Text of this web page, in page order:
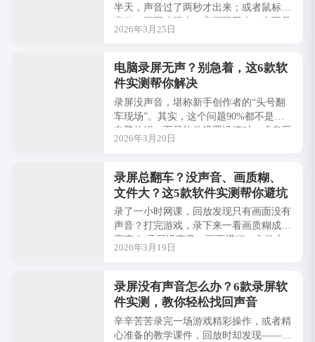
半天，声音过了两秒才出来；或者鼠标点
完了，画面才跟上。音画不同步，真不是
你电脑的问题，而是软件设置没搞对，或
2026年3月25日
电脑录屏无声？别急着，这6款软
件实测帮你解决
录屏没声音，堪称新手创作者的“头号翻
车现场”。其实，这个问题90%都不是你
电脑的锅，而是软件设置没搞对，或者压
根没用对工具。今天我就从“解决录屏无
2026年3月20日
录屏总翻车？没声音、画质糊、
文件大？这5款软件实测帮你避坑
录了一小时网课，回放发现只有画面没有
声音？打完游戏，录下来一看画质糊成马
赛克？ 录屏没声音、画面模糊、文件太
大，堪称新手创作者的“三大翻车现场”。
2026年3月19日
录屏没有声音怎么办？6款录屏软
件实测，教你轻松找回声音
辛辛苦苦录完一场游戏精彩操作，或者精
心准备的教学课件，回放时却发现——只